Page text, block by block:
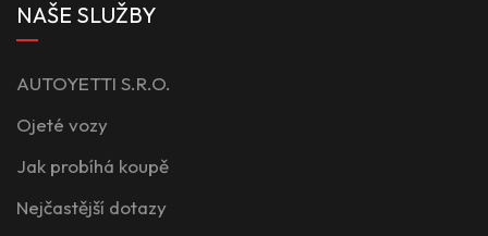
NAŠE SLUŽBY
AUTOYETTI S.R.O.
Ojeté vozy
Jak probíhá koupě
Nejčastější dotazy